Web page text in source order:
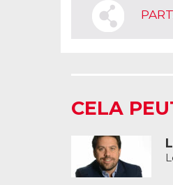
CELA